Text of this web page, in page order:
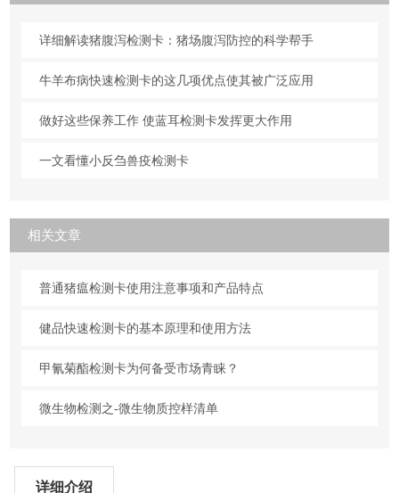
详细解读猪腹泻检测卡：猪场腹泻防控的科学帮手
牛羊布病快速检测卡的这几项优点使其被广泛应用
做好这些保养工作 使蓝耳检测卡发挥更大作用
一文看懂小反刍兽疫检测卡
相关文章
普通猪瘟检测卡使用注意事项和产品特点
健品快速检测卡的基本原理和使用方法
甲氰菊酯检测卡为何备受市场青睐？
微生物检测之-微生物质控样清单
详细介绍